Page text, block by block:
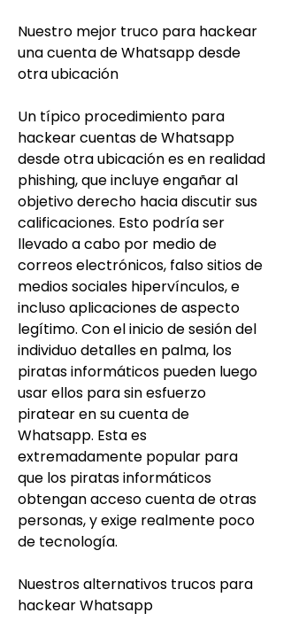
Nuestro mejor truco para hackear
una cuenta de Whatsapp desde
otra ubicación
Un típico procedimiento para
hackear cuentas de Whatsapp
desde otra ubicación es en realidad
phishing, que incluye engañar al
objetivo derecho hacia discutir sus
calificaciones. Esto podría ser
llevado a cabo por medio de
correos electrónicos, falso sitios de
medios sociales hipervínculos, e
incluso aplicaciones de aspecto
legítimo. Con el inicio de sesión del
individuo detalles en palma, los
piratas informáticos pueden luego
usar ellos para sin esfuerzo
piratear en su cuenta de
Whatsapp. Esta es
extremadamente popular para
que los piratas informáticos
obtengan acceso cuenta de otras
personas, y exige realmente poco
de tecnología.
Nuestros alternativos trucos para
hackear Whatsapp